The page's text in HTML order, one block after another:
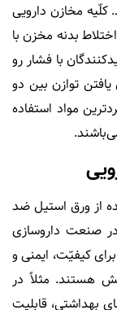
مخازن دارویی
بدنه مخزن با
با فشار رو
توازن بین دو
مواد استفاده
از ورق استیل ضد
در صنعت داروسازی
کیفیّت، ایمنی و
هستند. مثلاً در
بهداشتی، قابلیت